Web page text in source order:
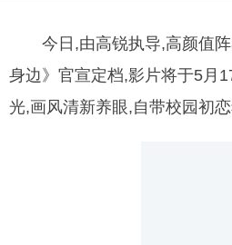
今日,由高锐执导,高颜值阵
身边》官宣定档,影片将于5月
光,画风清新养眼,自带校园初